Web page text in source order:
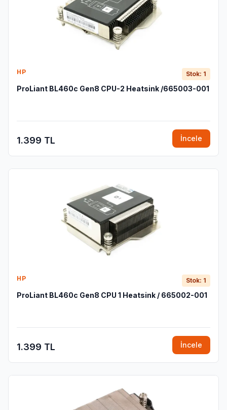
HP Stok: 1
ProLiant BL460c Gen8 CPU-2 Heatsink /665003-001
1.399 TL İncele
HP Stok: 1
ProLiant BL460c Gen8 CPU 1 Heatsink / 665002-001
1.399 TL İncele